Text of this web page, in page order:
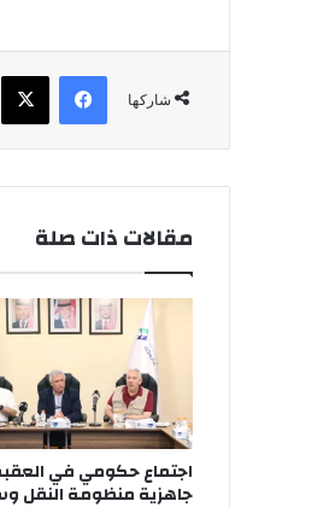
شاركها
فيسبوك
مقالات ذات صلة
اجتماع حكومي في
جاهزية منظومة النقل